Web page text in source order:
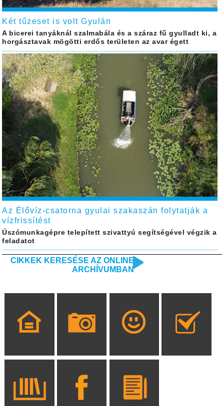
Két tűzeset is volt Gyulán
A bicerei tanyáknál szalmabála és a száraz fű gyulladt ki, a
horgásztavak mögötti erdős területen az avar égett
Az Élővíz-csatorna gyulai szakaszán folytatják a
vízfrissítést
Úszómunkagépre telepített szivattyú segítségével végzik a
feladatot
CIKKEK KERESÉSE AZ ONLINE
ARCHÍVUMBAN